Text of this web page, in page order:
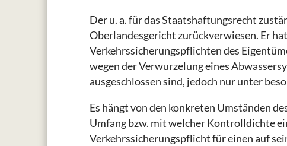
Der u. a. für das Staatshaftungsrecht
Oberlandesgericht zurückverwiesen. Er
Verkehrssicherungspflichten des
wegen der Verwurzelung eines
ausgeschlossen sind, jedoch nur unter
Es hängt von den konkreten Umständen
Umfang bzw. mit welcher Kontrolldichte
Verkehrssicherungspflicht für einen auf